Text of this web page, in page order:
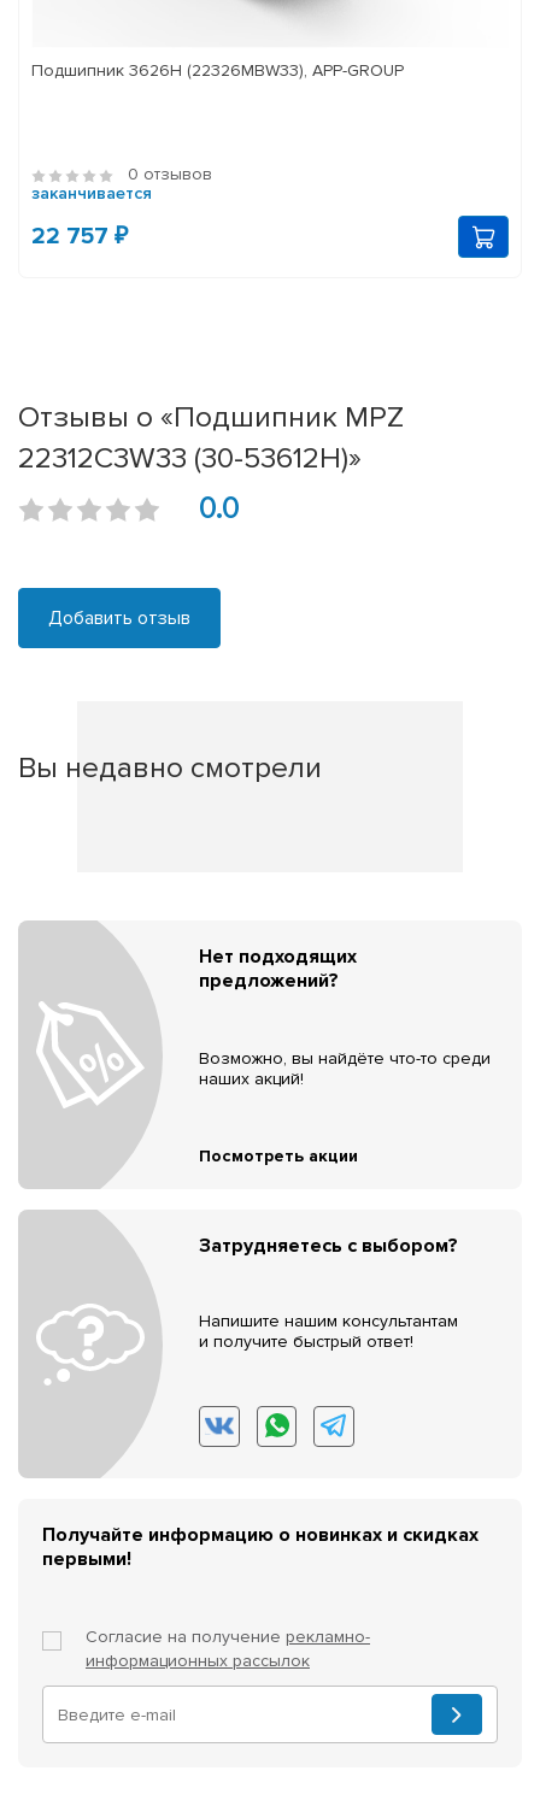
Подшипник 3626Н (22326MBW33), APP-GROUP
0 отзывов
заканчивается
22 757 ₽
Отзывы о «Подшипник MPZ
22312C3W33 (30-53612Н)»
0.0
Добавить отзыв
Вы недавно смотрели
Нет подходящих
предложений?
Возможно, вы найдёте что-то среди
наших акций!
Посмотреть акции
Затрудняетесь с выбором?
Напишите нашим консультантам
и получите быстрый ответ!
Получайте информацию о новинках и скидках
первыми!
Согласие на получение рекламно-
информационных рассылок